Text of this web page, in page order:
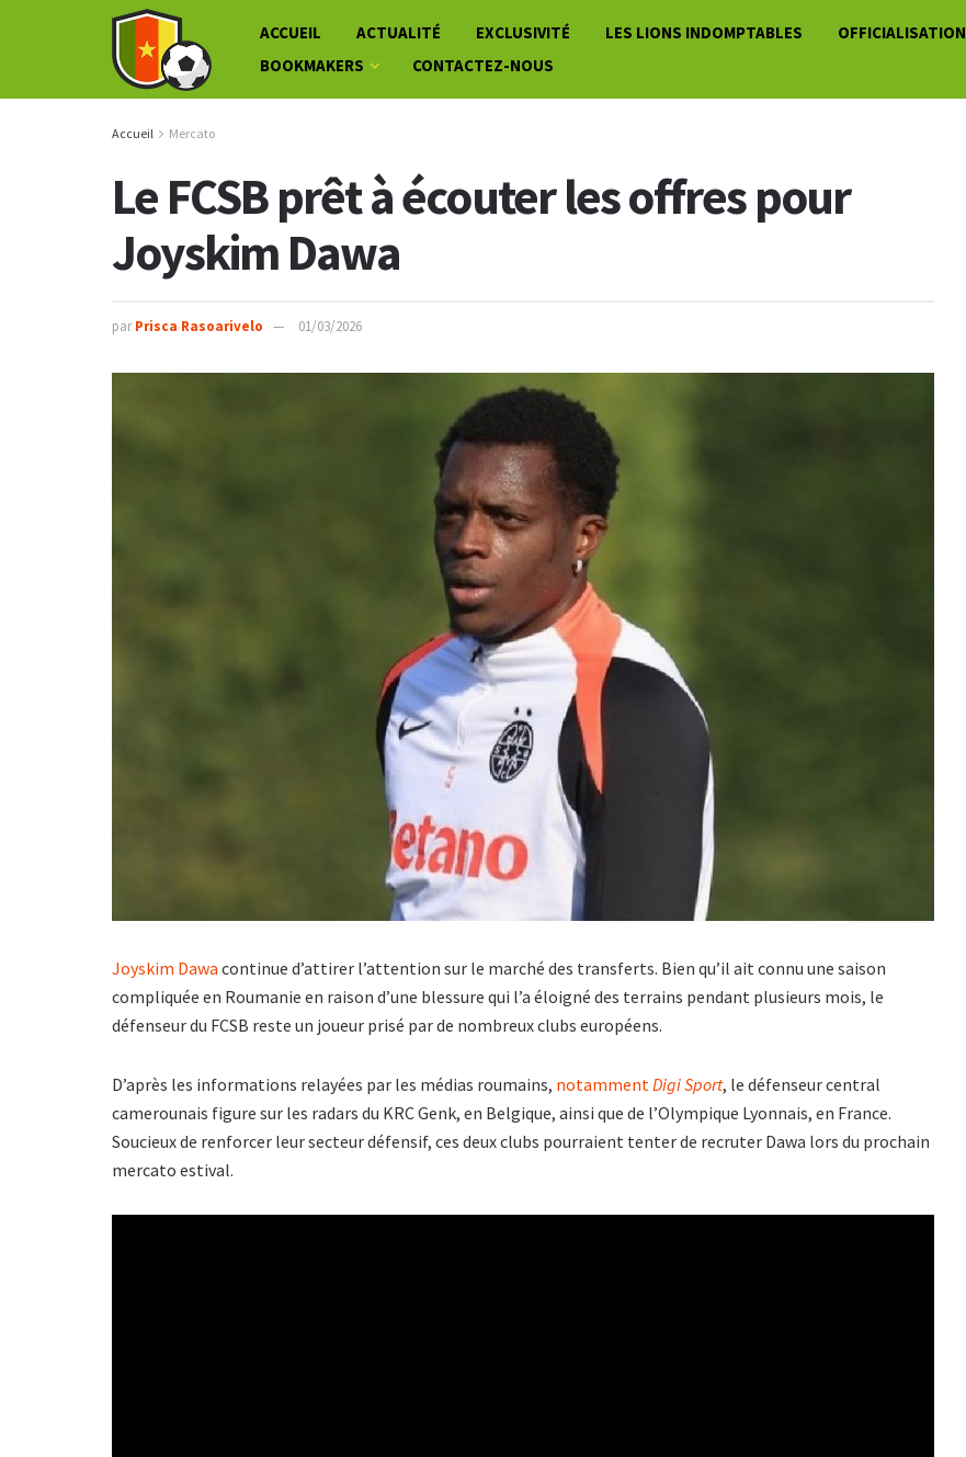
ACCUEIL ACTUALITÉ EXCLUSIVITÉ LES LIONS INDOMPTABLES OFFICIALISATION
BOOKMAKERS
CONTACTEZ-NOUS
Accueil Mercato
Le FCSB prêt à écouter les offres pour
Joyskim Dawa
par Prisca Rasoarivelo 01/03/2026
Joyskim Dawa continue d’attirer l’attention sur le marché des transferts. Bien qu’il ait connu une saison
compliquée en Roumanie en raison d’une blessure qui l’a éloigné des terrains pendant plusieurs mois, le
défenseur du FCSB reste un joueur prisé par de nombreux clubs européens.
D’après les informations relayées par les médias roumains, notammentDigi Sport, le défenseur central
camerounais figure sur les radars du KRC Genk, en Belgique, ainsi que de l’Olympique Lyonnais, en France.
Soucieux de renforcer leur secteur défensif, ces deux clubs pourraient tenter de recruter Dawa lors du prochain
mercato estival.